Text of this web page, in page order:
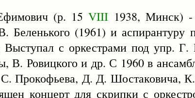
(р. 15VIII 1938, Минск) -
Беленького (1961) и
Выступал с оркестрами под упр.
В. Ровицкого и др. С 1960 в
С. Прокофьева, Д. Д. Шостаковича,
концерт для скрипки с